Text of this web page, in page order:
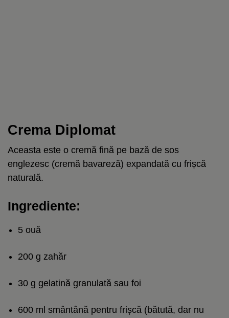
Crema Diplomat
Aceasta este o cremă fină pe bază de sos
englezesc (cremă bavareză) expandată cu frișcă
naturală.
Ingrediente:
5 ouă
200 g zahăr
30 g gelatină granulată sau foi
600 ml smântână pentru frișcă (bătută, dar nu